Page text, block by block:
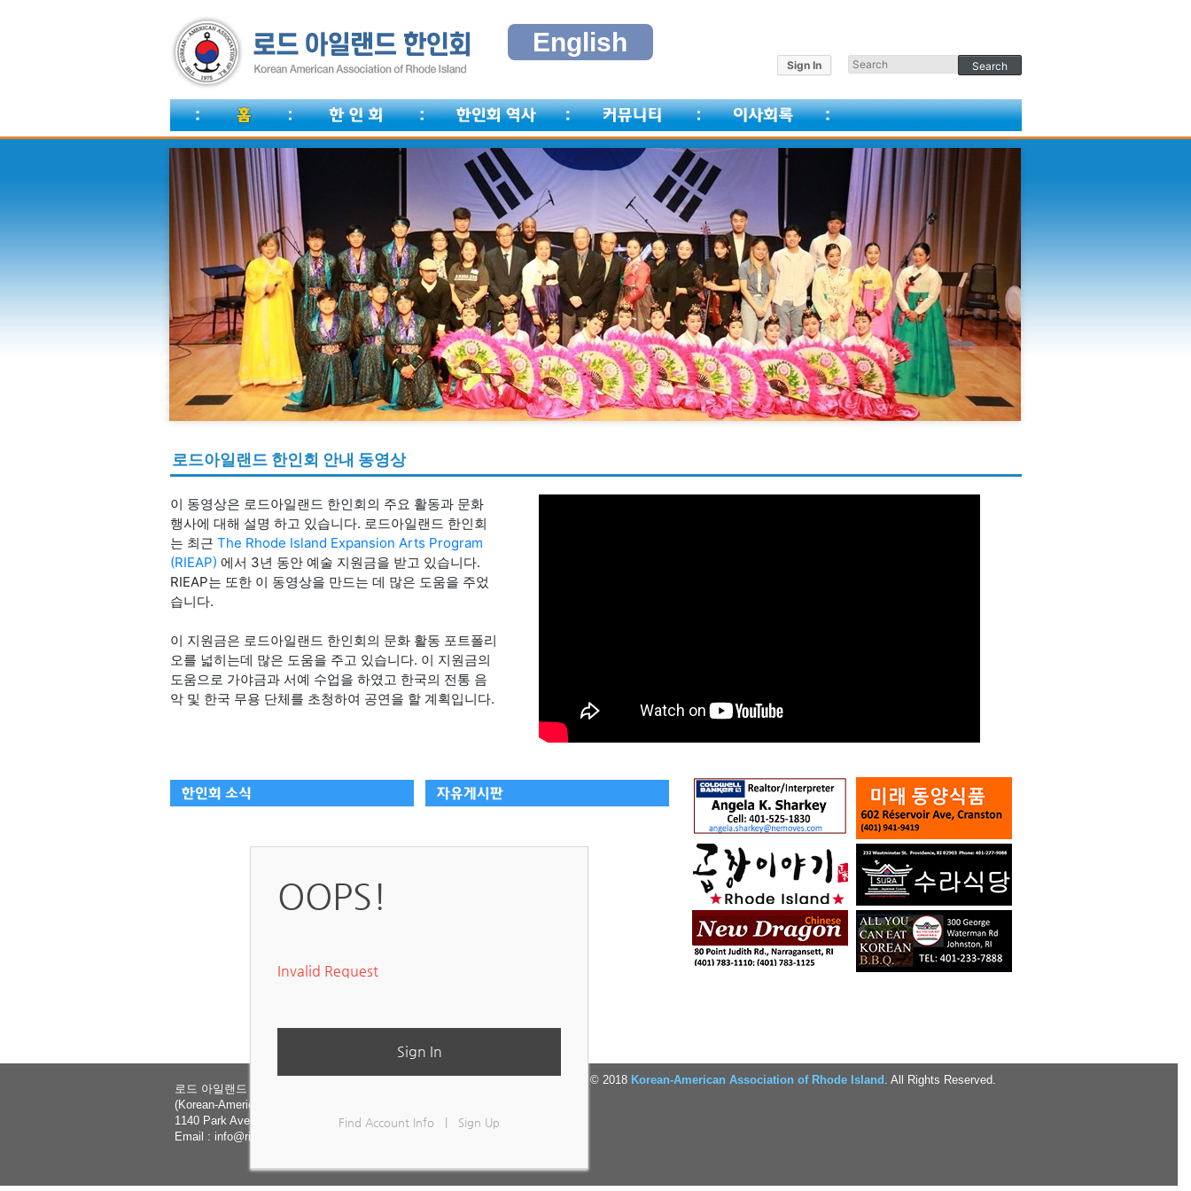
English
Sign In
로드아일랜드 한인회 안내 동영상
이 동영상은 로드아일랜드 한인회의 주요 활동과 문화
행사에 대해 설명 하고 있습니다. 로드아일랜드 한인회
는 최근 The Rhode Island Expansion Arts Program
(RIEAP) 에서 3년 동안 예술 지원금을 받고 있습니다.
RIEAP는 또한 이 동영상을 만드는 데 많은 도움을 주었
습니다.
이 지원금은 로드아일랜드 한인회의 문화 활동 포트폴리
오를 넓히는데 많은 도움을 주고 있습니다. 이 지원금의
도움으로 가야금과 서예 수업을 하였고 한국의 전통 음
악 및 한국 무용 단체를 초청하여 공연을 할 계획입니다.
OOPS!
Invalid Request
Sign In
Find Account Info Sign Up
로드 아일랜드 한인회
(Korean-American Association of Rhode Island)
1140 Park Avenue, Cranston, RI 02910
Email : info@rikorean.org
Copyright © 2018 Korean-American Association of Rhode Island . All Rights Reserved.